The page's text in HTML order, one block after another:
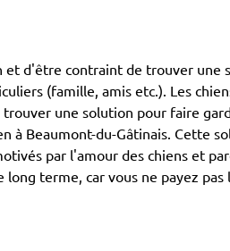
d'être contraint de trouver
(famille, amis etc.). Les
une solution pour faire
à Beaumont-du-Gâtinais.
par l'amour des chiens et
terme, car vous ne payez